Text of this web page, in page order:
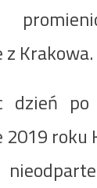
z Krakowa.
dzień
roku